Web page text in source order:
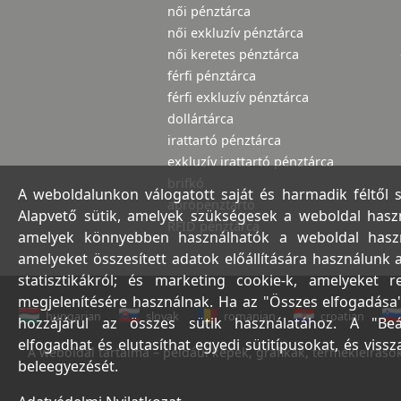
női pénztárca
női exkluzív pénztárca
női keretes pénztárca
férfi pénztárca
férfi exkluzív pénztárca
dollártárca
irattartó pénztárca
exkluzív irattartó pénztárca
brifkó
aprópénztartó
RFID pénztárca
hungarian slovak romanian croatian
A weboldal tartalma – például képek, grafikák,
A weboldalunkon válogatott saját és harmadik féltől
Alapvető sütik, amelyek szükségesek a weboldal
amelyek könnyebben használhatók a weboldal
amelyeket összesített adatok előállítására használunk
statisztikákról; és marketing cookie-k, amelyeket
megjelenítésére használnak. Ha az "Összes
hozzájárul az összes sütik használatához. A
elfogadhat és elutasíthat egyedi sütitípusokat, és
beleegyezését.